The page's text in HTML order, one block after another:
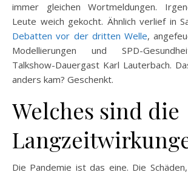
immer gleichen Wortmeldungen.
Leute weich gekocht. Ähnlich verlief in
Debatten vor der dritten Welle,
Modellierungen und SPD-
Talkshow-Dauergast Karl Lauterbach.
anders kam? Geschenkt.
Welches sind die
Die Pandemie ist das eine. Die